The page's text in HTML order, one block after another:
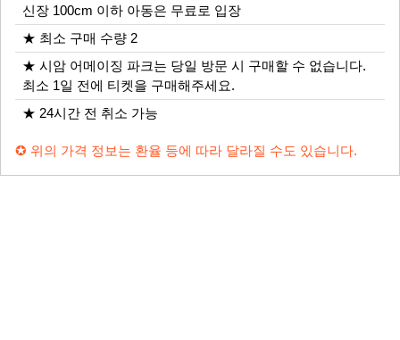
신장 100cm 이하 아동은 무료로 입장
★ 최소 구매 수량 2
★ 시암 어메이징 파크는 당일 방문 시 구매할 수 없습니다.
최소 1일 전에 티켓을 구매해주세요.
★ 24시간 전 취소 가능
✪ 위의 가격 정보는 환율 등에 따라 달라질 수도 있습니다.